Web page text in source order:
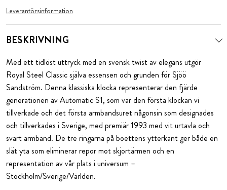
Leverantörsinformation
BESKRIVNING
Med ett tidlöst uttryck med en svensk twist av elegans utgör
Royal Steel Classic själva essensen och grunden för Sjöö
Sandström. Denna klassiska klocka representerar den fjärde
generationen av Automatic S1, som var den första klockan vi
tillverkade och det första armbandsuret någonsin som designades
och tillverkades i Sverige, med premiär 1993 med vit urtavla och
svart armband. De tre ringarna på boettens ytterkant ger både en
slät yta som eliminerar repor mot skjortärmen och en
representation av vår plats i universum –
Stockholm/Sverige/Världen.